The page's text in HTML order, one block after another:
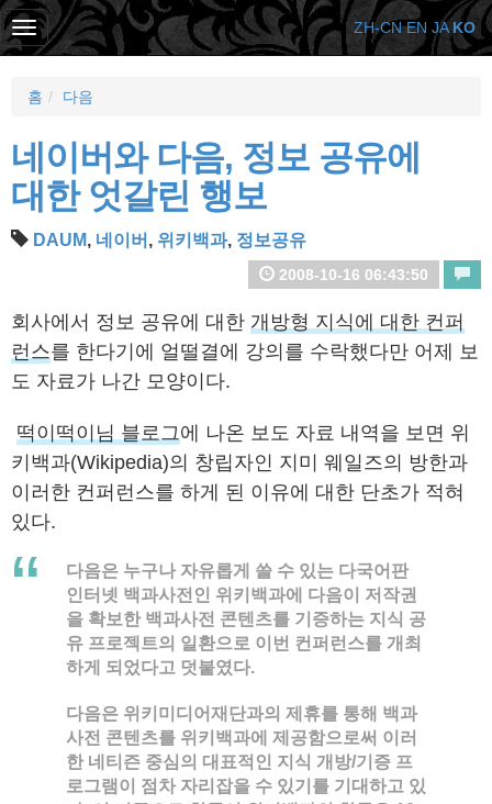
홈 다음
네이버와 다음, 정보 공유에
대한 엇갈린 행보
DAUM, 네이버 , 위키백과, 정보공유
2008-10-16 06:43:50
회사에서 정보 공유에 대한 개방형 지식에 대한 컨퍼
런스를 한다기에 얼떨결에 강의를 수락했다만 어제 보
도 자료가 나간 모양이다.
떡이떡이님 블로그에 나온 보도 자료 내역을 보면 위
키백과(Wikipedia)의 창립자인 지미 웨일즈의 방한과
이러한 컨퍼런스를 하게 된 이유에 대한 단초가 적혀
있다.
다음은 누구나 자유롭게 쓸 수 있는 다국어판
인터넷 백과사전인 위키백과에 다음이 저작권
을 확보한 백과사전 콘텐츠를 기증하는 지식 공
유 프로젝트의 일환으로 이번 컨퍼런스를 개최
하게 되었다고 덧붙였다.
다음은 위키미디어재단과의 제휴를 통해 백과
사전 콘텐츠를 위키백과에 제공함으로써 이러
한 네티즌 중심의 대표적인 지식 개방/기증 프
로그램이 점차 자리잡을 수 있기를 기대하고 있
ZH-CN EN JA KO